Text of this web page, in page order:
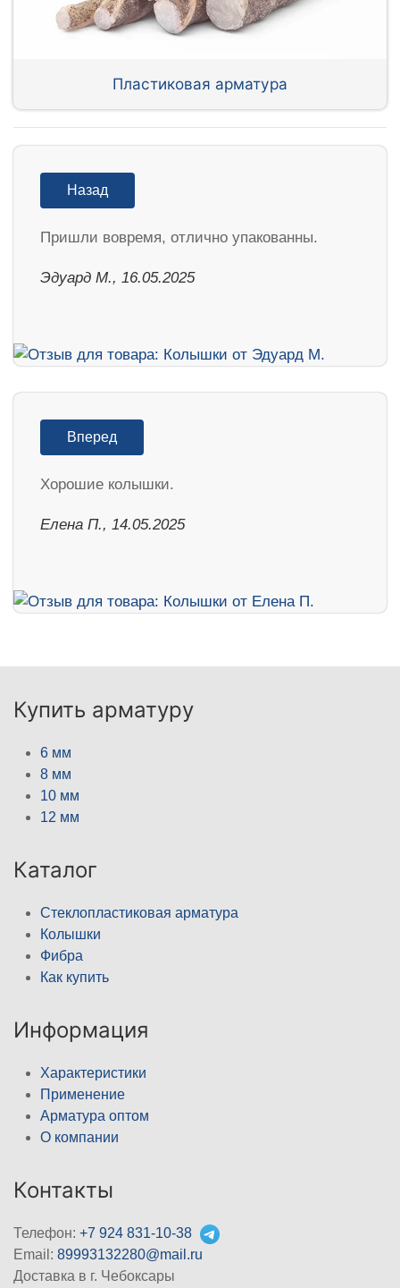
Пластиковая арматура
Назад
Пришли вовремя, отлично упакованны.
Эдуард М., 16.05.2025
Вперед
Хорошие колышки.
Елена П., 14.05.2025
Купить арматуру
6 мм
8 мм
10 мм
12 мм
Каталог
Стеклопластиковая арматура
Колышки
Фибра
Как купить
Информация
Характеристики
Применение
Арматура оптом
О компании
Контакты
Телефон: +7 924 831-10-38
Email: 89993132280@mail.ru
Доставка в г. Чебоксары